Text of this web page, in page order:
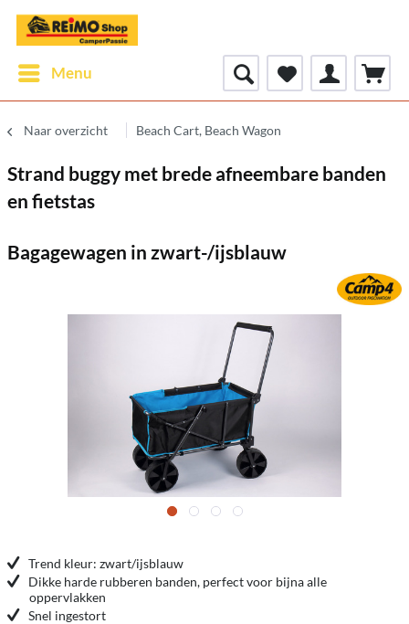
Menu
Naar overzicht Beach Cart, Beach Wagon
Strand buggy met brede afneembare banden
en fietstas
Bagagewagen in zwart-/ijsblauw
Trend kleur: zwart/ijsblauw
Dikke harde rubberen banden, perfect voor bijna alle
oppervlakken
Snel ingestort